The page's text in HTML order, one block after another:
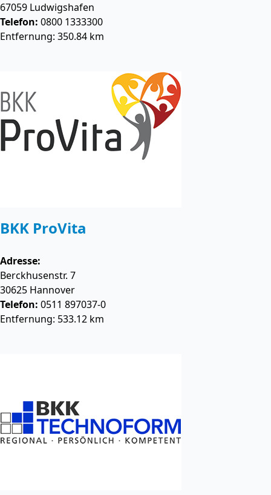
67059 Ludwigshafen
Telefon: 0800 1333300
Entfernung: 350.84 km
BKK ProVita
Adresse:
Berckhusenstr. 7
30625 Hannover
Telefon: 0511 897037-0
Entfernung: 533.12 km